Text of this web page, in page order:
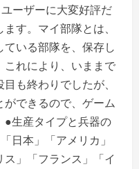
ーザーに大変好評だ
す。マイ部隊とは、
いる部隊を、保存し
これにより、いままで
も終わりでしたが、
できるので、ゲーム
●生産タイプと兵器の
日本」「アメリカ」
ス」「フランス」「イ